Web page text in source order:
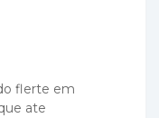
flerte em
ate